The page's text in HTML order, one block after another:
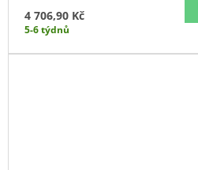
4 706,90 Kč
5-6 týdnů